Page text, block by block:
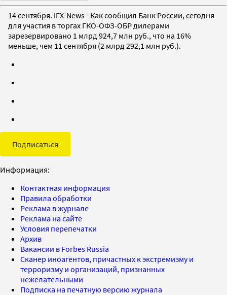
14 сентября. IFX-News - Как сообщил Банк России, сегодня
для участия в торгах ГКО-ОФЗ-ОБР дилерами
зарезервировано 1 млрд 924,7 млн руб., что на 16%
меньше, чем 11 сентября (2 млрд 292,1 млн руб.).
Подписаться
Информация:
Контактная информация
Правила обработки
Реклама в журнале
Реклама на сайте
Условия перепечатки
Архив
Вакансии в Forbes Russia
Сканер иноагентов, причастных к экстремизму и
терроризму и организаций, признанных
нежелательными
Подписка на печатную версию журнала